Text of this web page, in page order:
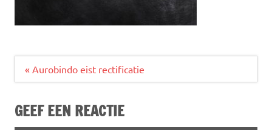
Bericht
« Aurobindo eist rectificatie
GEEF EEN REACTIE